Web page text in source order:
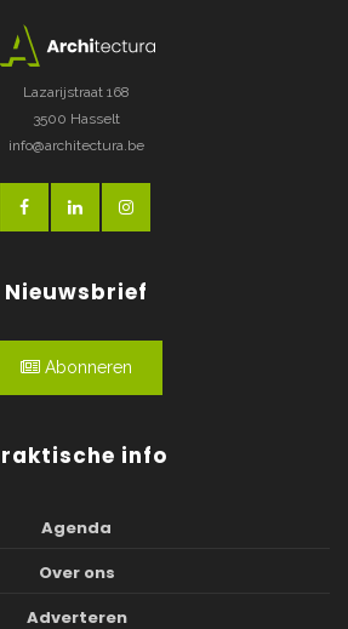
Lazarijstraat 168
3500 Hasselt
info@architectura.be
Nieuwsbrief
Abonneren
info
Agenda
Over ons
Adverteren